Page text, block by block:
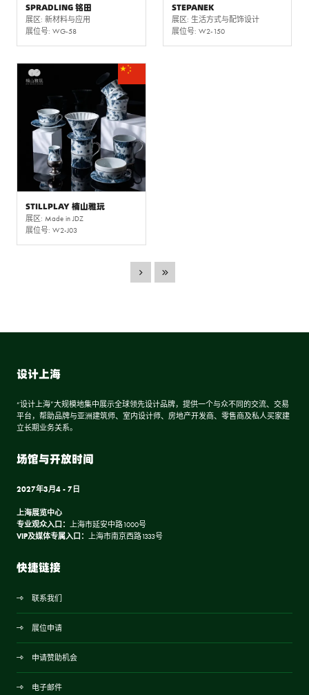
SPRADLING 铭田
展区: 新材料与应用
展位号: WG-58
STEPANEK
展区: 生活方式与配饰设计
展位号: W2-150
STILLPLAY 楠山雅玩
展区: Made in JDZ
展位号: W2-J03
设计上海
“设计上海”大规模地集中展示全球领先设计品牌，提供一个与众不同的交流、交易
平台，帮助品牌与亚洲建筑师、室内设计师、房地产开发商、零售商及私人买家建
立长期业务关系。
场馆与开放时间
2027年3月4 - 7日
上海展览中心
专业观众入口： 上海市延安中路1000号
VIP及媒体专属入口： 上海市南京西路1333号
快捷链接
联系我们
展位申请
申请赞助机会
电子邮件